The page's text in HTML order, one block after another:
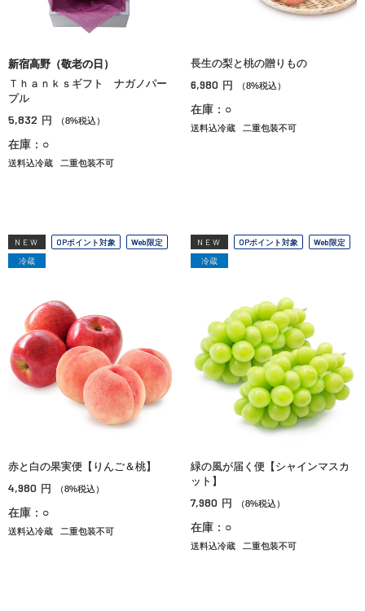
新宿高野（敬老の日）
Ｔｈａｎｋｓギフト ナガノパー
プル
5,832 円 （8%税込）
在庫：○
送料込冷蔵 二重包装不可
長生の梨と桃の贈りもの
6,980 円 （8%税込）
在庫：○
送料込冷蔵 二重包装不可
NEW OPポイント対象
Web限定
冷蔵
赤と白の果実便【りんご＆桃】
4,980 円 （8%税込）
在庫：○
送料込冷蔵 二重包装不可
NEW OPポイント対象
Web限定
冷蔵
緑の風が届く便【シャインマスカ
ット】
7,980 円 （8%税込）
在庫：○
送料込冷蔵 二重包装不可